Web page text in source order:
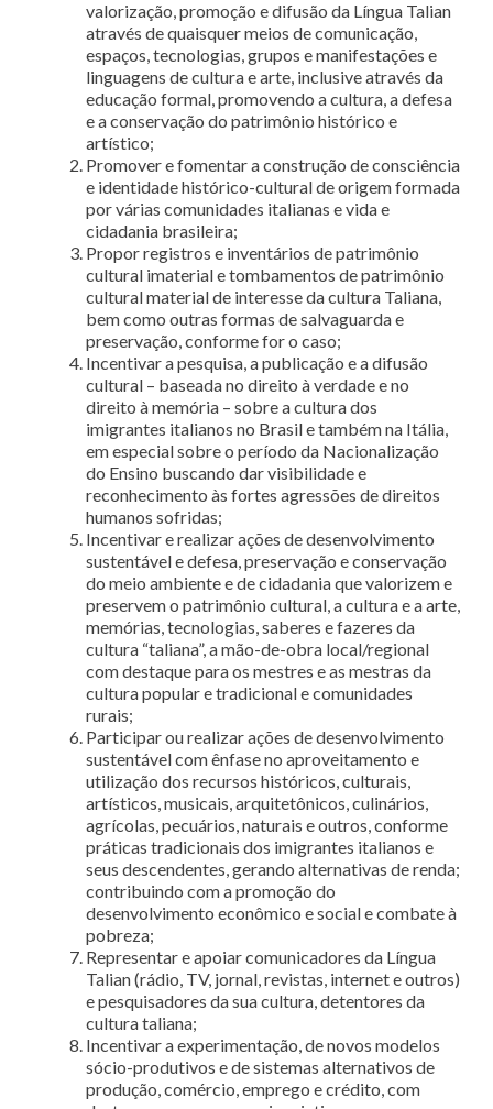
valorização, promoção e difusão da Língua Talian
através de quaisquer meios de comunicação,
espaços, tecnologias, grupos e manifestações e
linguagens de cultura e arte, inclusive através da
educação formal, promovendo a cultura, a defesa
e a conservação do patrimônio histórico e
artístico;
Promover e fomentar a construção de consciência
e identidade histórico-cultural de origem formada
por várias comunidades italianas e vida e
cidadania brasileira;
Propor registros e inventários de patrimônio
cultural imaterial e tombamentos de patrimônio
cultural material de interesse da cultura Taliana,
bem como outras formas de salvaguarda e
preservação, conforme for o caso;
Incentivar a pesquisa, a publicação e a difusão
cultural – baseada no direito à verdade e no
direito à memória – sobre a cultura dos
imigrantes italianos no Brasil e também na Itália,
em especial sobre o período da Nacionalização
do Ensino buscando dar visibilidade e
reconhecimento às fortes agressões de direitos
humanos sofridas;
Incentivar e realizar ações de desenvolvimento
sustentável e defesa, preservação e conservação
do meio ambiente e de cidadania que valorizem e
preservem o patrimônio cultural, a cultura e a arte,
memórias, tecnologias, saberes e fazeres da
cultura “taliana”, a mão-de-obra local/regional
com destaque para os mestres e as mestras da
cultura popular e tradicional e comunidades
rurais;
Participar ou realizar ações de desenvolvimento
sustentável com ênfase no aproveitamento e
utilização dos recursos históricos, culturais,
artísticos, musicais, arquitetônicos, culinários,
agrícolas, pecuários, naturais e outros, conforme
práticas tradicionais dos imigrantes italianos e
seus descendentes, gerando alternativas de renda;
contribuindo com a promoção do
desenvolvimento econômico e social e combate à
pobreza;
Representar e apoiar comunicadores da Língua
Talian (rádio, TV, jornal, revistas, internet e outros)
e pesquisadores da sua cultura, detentores da
cultura taliana;
Incentivar a experimentação, de novos modelos
sócio-produtivos e de sistemas alternativos de
produção, comércio, emprego e crédito, com